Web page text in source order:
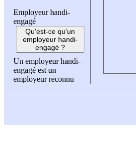
Employeur handi-
engagé
Qu'est-ce qu'un
employeur handi-
engagé ?
Un employeur handi-
engagé est un
employeur reconnu